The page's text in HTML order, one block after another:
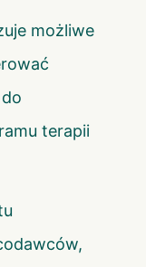
możliwe
terapii